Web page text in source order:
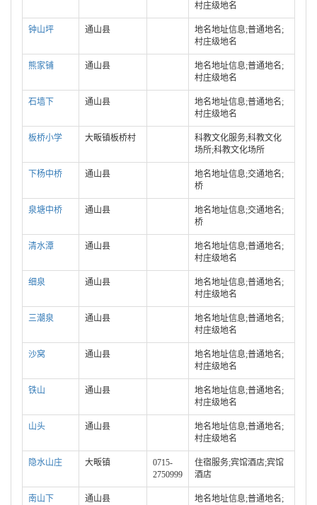
村庄级地名
钟山坪 通山县
地名地址信息;普通地名;
村庄级地名
熊家铺 通山县
地名地址信息;普通地名;
村庄级地名
石墙下 通山县
地名地址信息;普通地名;
村庄级地名
板桥小学 大畈镇板桥村
科教文化服务;科教文化
场所;科教文化场所
下杨中桥 通山县
地名地址信息;交通地名;
桥
泉塘中桥 通山县
地名地址信息;交通地名;
桥
清水潭 通山县
地名地址信息;普通地名;
村庄级地名
细泉 通山县
地名地址信息;普通地名;
村庄级地名
三潮泉 通山县
地名地址信息;普通地名;
村庄级地名
沙窝 通山县
地名地址信息;普通地名;
村庄级地名
铁山 通山县
地名地址信息;普通地名;
村庄级地名
山头 通山县
地名地址信息;普通地名;
村庄级地名
隐水山庄 大畈镇
0715-
2750999
住宿服务;宾馆酒店;宾馆
酒店
南山下 通山县
地名地址信息;普通地名;